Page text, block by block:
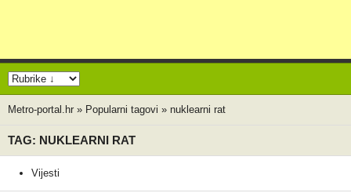
Metro-portal.hr » Popularni tagovi » nuklearni rat
TAG: NUKLEARNI RAT
Vijesti